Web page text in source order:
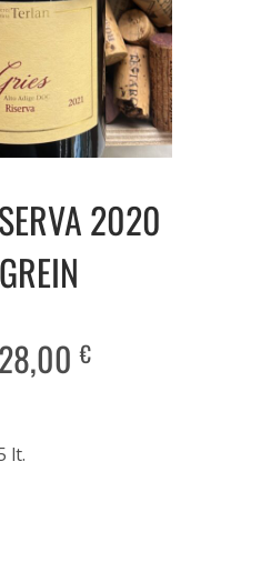
2020
28,00€
lt.